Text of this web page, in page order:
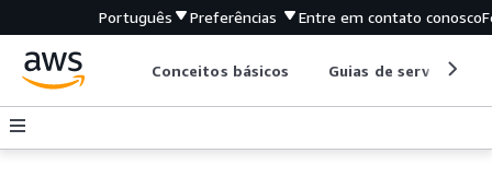
Português Preferências Entre em contato conosco
Conceitos básicos Guias de serviço